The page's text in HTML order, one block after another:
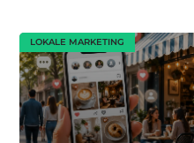
LOKALE MARKETING